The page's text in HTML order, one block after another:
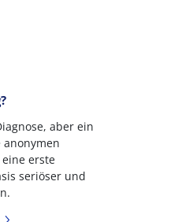
aber ein
anonymen
erste
seriöser und